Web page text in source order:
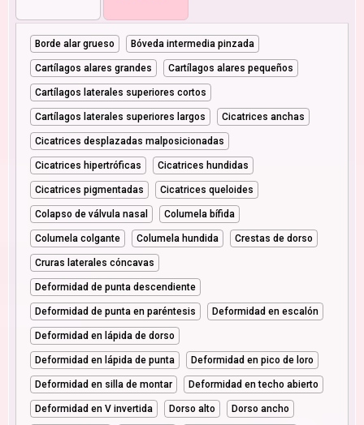
Borde alar grueso Bóveda intermedia pinzada
Cartílagos alares grandes Cartílagos alares pequeños
Cartílagos laterales superiores cortos
Cartílagos laterales superiores largos Cicatrices anchas
Cicatrices desplazadas malposicionadas
Cicatrices hipertróficas Cicatrices hundidas
Cicatrices pigmentadas Cicatrices queloides
Colapso de válvula nasal Columela bífida
Columela colgante Columela hundida Crestas de dorso
Cruras laterales cóncavas
Deformidad de punta descendiente
Deformidad de punta en paréntesis Deformidad en escalón
Deformidad en lápida de dorso
Deformidad en lápida de punta Deformidad en pico de loro
Deformidad en silla de montar Deformidad en techo abierto
Deformidad en V invertida Dorso alto Dorso ancho